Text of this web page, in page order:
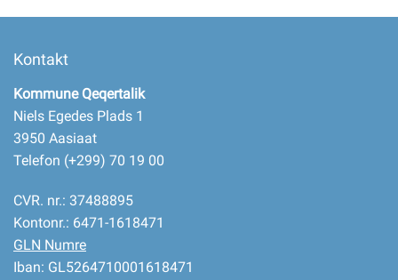
Kontakt
Kommune Qeqertalik
Niels Egedes Plads 1
3950 Aasiaat
Telefon (+299) 70 19 00
CVR. nr.: 37488895
Kontonr.: 6471-1618471
GLN Numre
Iban: GL5264710001618471